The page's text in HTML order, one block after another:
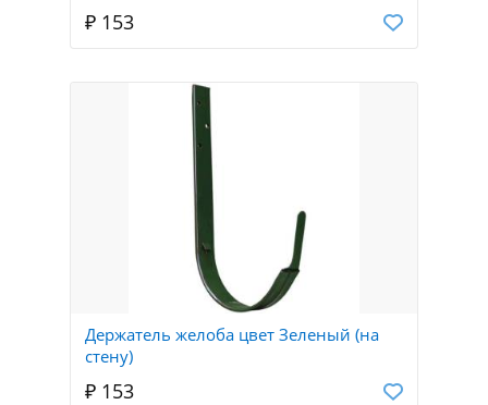
₽ 153
Держатель желоба цвет Зеленый (на
стену)
₽ 153